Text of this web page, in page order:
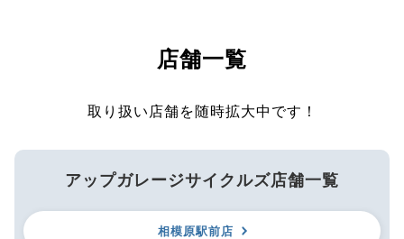
店舗一覧
取り扱い店舗を随時拡大中です！
アップガレージサイクルズ店舗一覧
相模原駅前店